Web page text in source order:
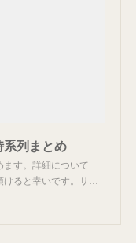
列まとめ
す。詳細について
ると幸いです。サ…